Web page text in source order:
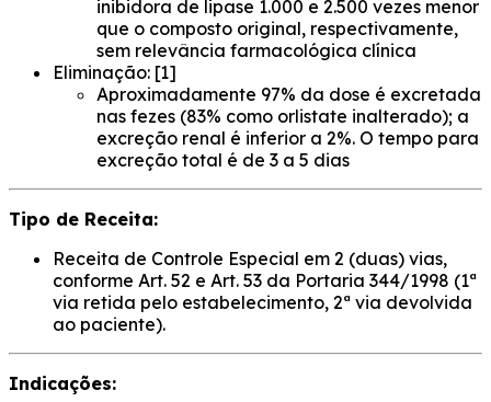
inibidora de lipase 1.000 e 2.500 vezes menor
que o composto original, respectivamente,
sem relevância farmacológica clínica
Eliminação: [1]
Aproximadamente 97% da dose é excretada
nas fezes (83% como orlistate inalterado); a
excreção renal é inferior a 2%. O tempo para
excreção total é de 3 a 5 dias
Tipo de Receita:
Receita de Controle Especial em 2 (duas) vias,
conforme Art. 52 e Art. 53 da Portaria 344/1998 (1ª
via retida pelo estabelecimento, 2ª via devolvida
ao paciente).
Indicações: